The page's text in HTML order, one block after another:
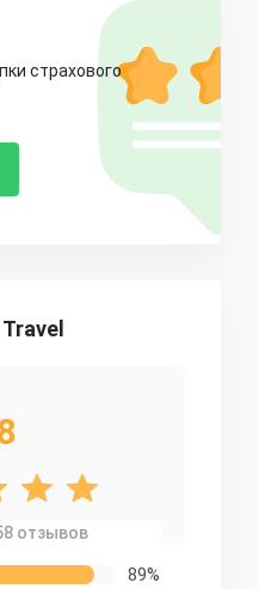
страхового
отзывов
89%